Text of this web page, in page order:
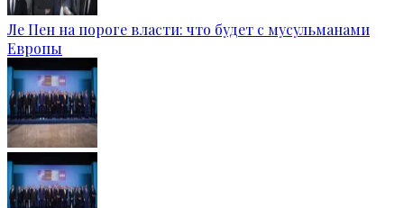
Ле Пен на пороге власти: что будет с мусульманами
Европы